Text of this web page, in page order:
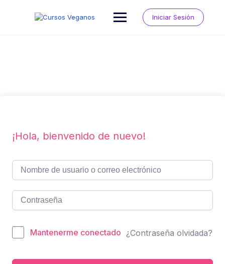
Iniciar Sesión
¡Hola, bienvenido de nuevo!
Mantenerme conectado ¿Contraseña olvidada?